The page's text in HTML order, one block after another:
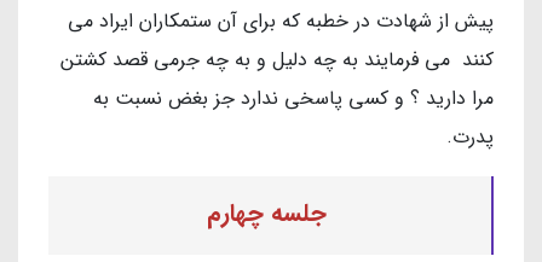
پیش از شهادت در خطبه که برای آن ستمکاران ایراد می
کنند می فرمایند به چه دلیل و به چه جرمی قصد کشتن
مرا دارید ؟ و کسی پاسخی ندارد جز بغض نسبت به
پدرت.
جلسه چهارم